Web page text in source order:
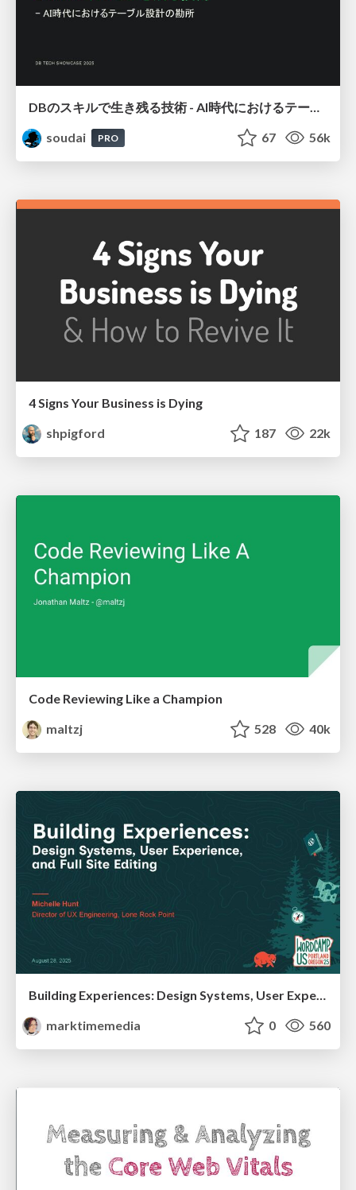
soudai
PRO 67 56k
4 Signs Your Business is Dying
shpigford
187 22k
Code Reviewing Like a Champion
maltzj
528 40k
Building Experiences: Design Systems, User Experience, and Full Site Editing
marktimemedia
0 560